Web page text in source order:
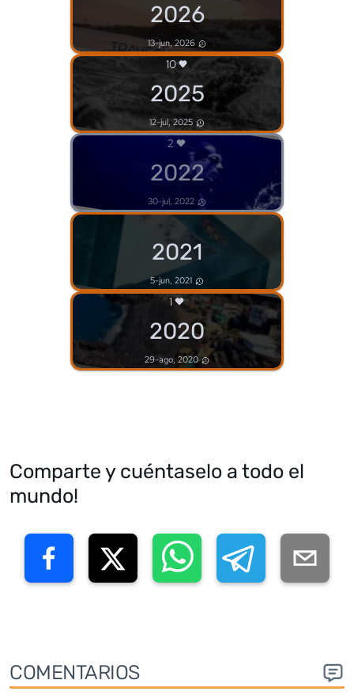
2026
13-jun, 2026
10
2025
12-jul, 2025
2
2022
30-jul, 2022
2021
5-jun, 2021
1
2020
29-ago, 2020
Comparte y cuéntaselo a todo el
mundo!
COMENTARIOS